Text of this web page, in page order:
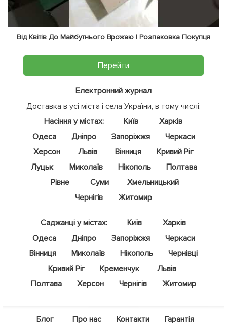
Від Квітів До Майбутнього Врожаю | Розпаковка Покупця
Перейти
Електронний журнал
Доставка в усі міста і села України, в тому числі:
Насіння у містах:
Київ
Харків
Одеса
Дніпро Запоріжжя
Черкаси
Херсон
Львів Вінниця
Кривий Ріг
Луцьк
Миколаїв Нікополь
Полтава
Рівне
Суми
Хмельницький
Чернігів
Житомир
Саджанці у містах: Київ
Харків
Одеса
Дніпро Запоріжжя
Черкаси
Вінниця
Миколаїв Нікополь
Чернівці
Кривий Ріг
Кременчук
Львів
Полтава
Херсон Чернігів Житомир
Блог Про нас Контакти
Гарантія